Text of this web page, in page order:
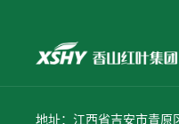
地址：江西省吉安市青